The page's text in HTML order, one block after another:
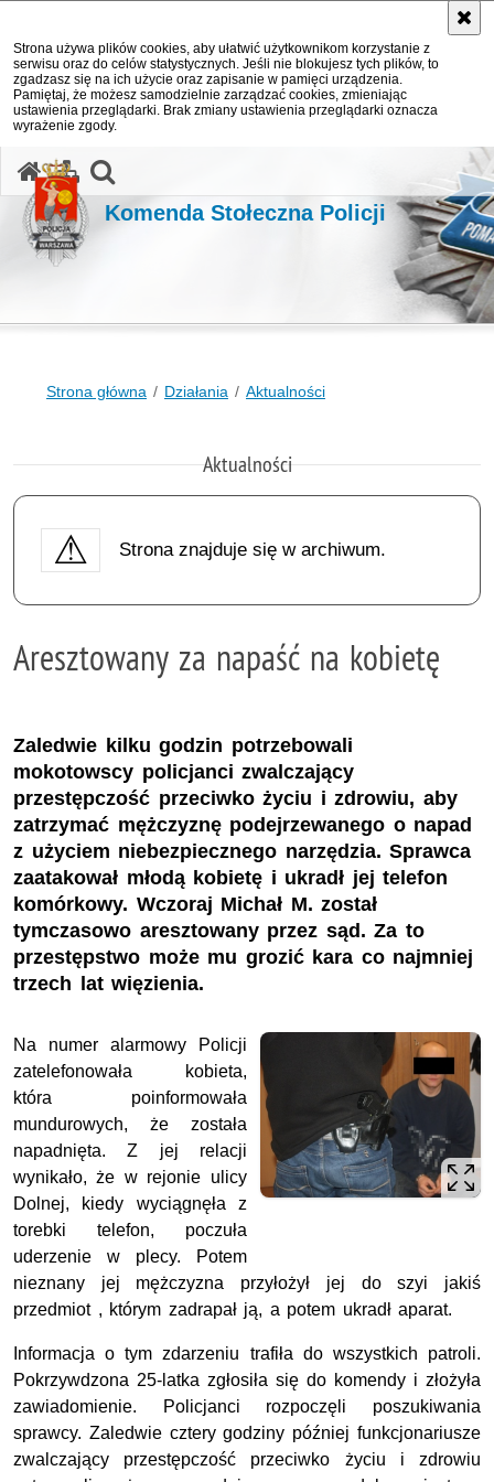
Strona używa plików cookies, aby ułatwić użytkownikom korzystanie z
serwisu oraz do celów statystycznych. Jeśli nie blokujesz tych plików, to
zgadzasz się na ich użycie oraz zapisanie w pamięci urządzenia.
Pamiętaj, że możesz samodzielnie zarządzać cookies, zmieniając
ustawienia przeglądarki. Brak zmiany ustawienia przeglądarki oznacza
wyrażenie zgody.
Komenda Stołeczna Policji
Strona główna Działania Aktualności
Aktualności
Strona znajduje się w archiwum.
Aresztowany za napaść na kobietę
Zaledwie kilku godzin potrzebowali
mokotowscy policjanci zwalczający
przestępczość przeciwko życiu i zdrowiu, aby
zatrzymać mężczyznę podejrzewanego o napad
z użyciem niebezpiecznego narzędzia. Sprawca
zaatakował młodą kobietę i ukradł jej telefon
komórkowy. Wczoraj Michał M. został
tymczasowo aresztowany przez sąd. Za to
przestępstwo może mu grozić kara co najmniej
trzech lat więzienia.
Na numer alarmowy Policji
zatelefonowała kobieta,
która poinformowała
mundurowych, że została
napadnięta. Z jej relacji
wynikało, że w rejonie ulicy
Dolnej, kiedy wyciągnęła z
torebki telefon, poczuła
uderzenie w plecy. Potem
nieznany jej mężczyzna przyłożył jej do szyi jakiś
przedmiot , którym zadrapał ją, a potem ukradł aparat.
Informacja o tym zdarzeniu trafiła do wszystkich patroli.
Pokrzywdzona 25-latka zgłosiła się do komendy i złożyła
zawiadomienie. Policjanci rozpoczęli poszukiwania
sprawcy. Zaledwie cztery godziny później funkcjonariusze
zwalczający przestępczość przeciwko życiu i zdrowiu